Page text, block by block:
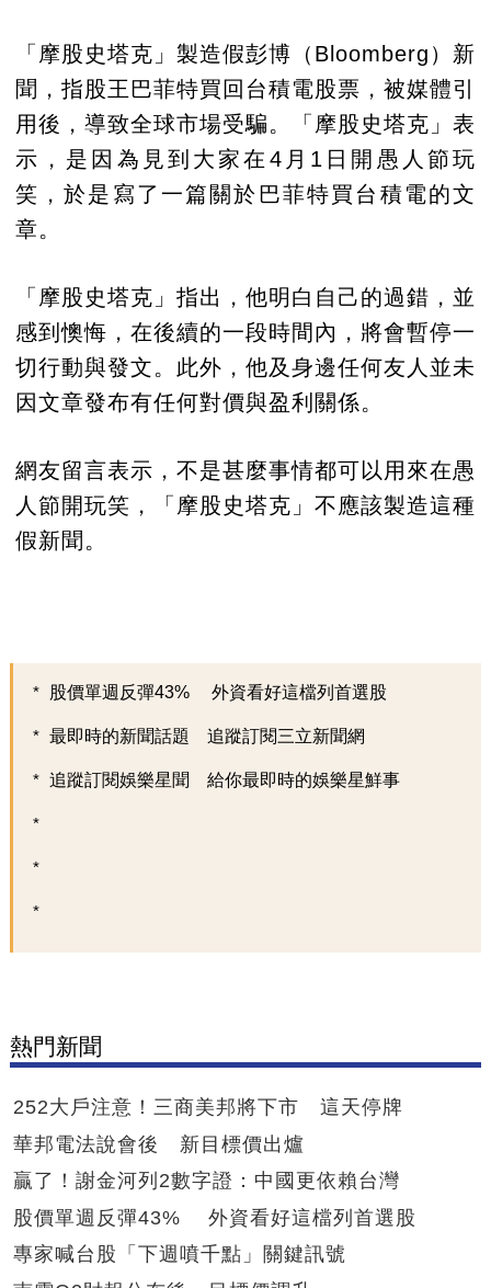
「摩股史塔克」製造假彭博（Bloomberg）新
聞，指股王巴菲特買回台積電股票，被媒體引
用後，導致全球市場受騙。「摩股史塔克」表
示，是因為見到大家在4月1日開愚人節玩
笑，於是寫了一篇關於巴菲特買台積電的文
章。
「摩股史塔克」指出，他明白自己的過錯，並
感到懊悔，在後續的一段時間內，將會暫停一
切行動與發文。此外，他及身邊任何友人並未
因文章發布有任何對價與盈利關係。
網友留言表示，不是甚麼事情都可以用來在愚
人節開玩笑，「摩股史塔克」不應該製造這種
假新聞。
股價單週反彈43% 外資看好這檔列首選股
最即時的新聞話題 追蹤訂閱三立新聞網
追蹤訂閱娛樂星聞 給你最即時的娛樂星鮮事
熱門新聞
252大戶注意！三商美邦將下市 這天停牌
華邦電法說會後 新目標價出爐
贏了！謝金河列2數字證：中國更依賴台灣
股價單週反彈43% 外資看好這檔列首選股
專家喊台股「下週噴千點」關鍵訊號